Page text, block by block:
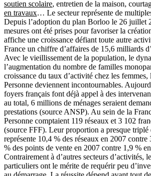
soutien scolaire, entretien de la maison,
en travaux… Le secteur représente de
Depuis l’adoption du plan Borloo le 26 juillet
mesures ont été prises pour favoriser la
affiche une croissance défiant toute autre
France un chiffre d’affaires de 15,6 milliards
Avec le vieillissement de la population, le
l’augmentation du nombre de familles
croissance du taux d’activité chez les femmes,
Personne deviennent incontournables.
foyers français font déjà appel à des
au total, 6 millions de ménages seraient
prestations (source ANSP). Au sein de la
Personne comptaient 119 réseaux et 3 102
(source FFF). Leur proportion a presque triplé
représente 10,4 % des réseaux en 2007
% des points de vente en 2007 contre 1,9 %
Contrairement à d’autres secteurs d’activités,
particuliers ont le mérite de requérir peu